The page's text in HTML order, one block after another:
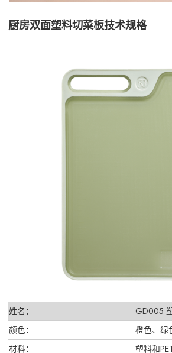
厨房双面塑料切菜板技术规格
姓名：
GD005
颜色：
橙色、绿
材料：
塑料和